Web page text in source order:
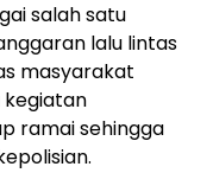
salah satu
lalu lintas
masyarakat
kegiatan
ramai sehingga